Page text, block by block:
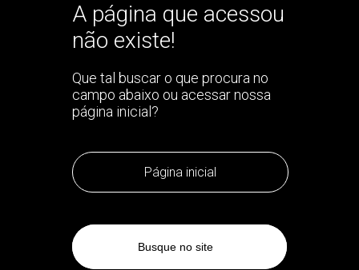
A página que acessou
não existe!
Que tal buscar o que procura no
campo abaixo ou acessar nossa
página inicial?
Página inicial